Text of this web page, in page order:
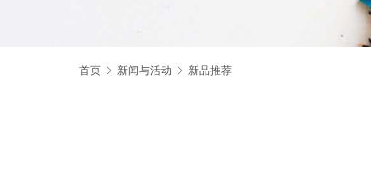
首页 新闻与活动 新品推荐